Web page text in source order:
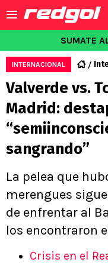
SUMATE
INTERNACIONAL
Valverde vs.
Madrid:
sangrando”
La pelea que
merengues
de enfrentar al
los encontraron
Crisis en el